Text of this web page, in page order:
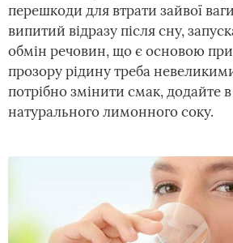
перешкоди для втрати зайвої
випитий відразу після сну,
обмін речовин, що є основою
прозору рідину треба
потрібно змінити смак, додайте
натурального лимонного соку.